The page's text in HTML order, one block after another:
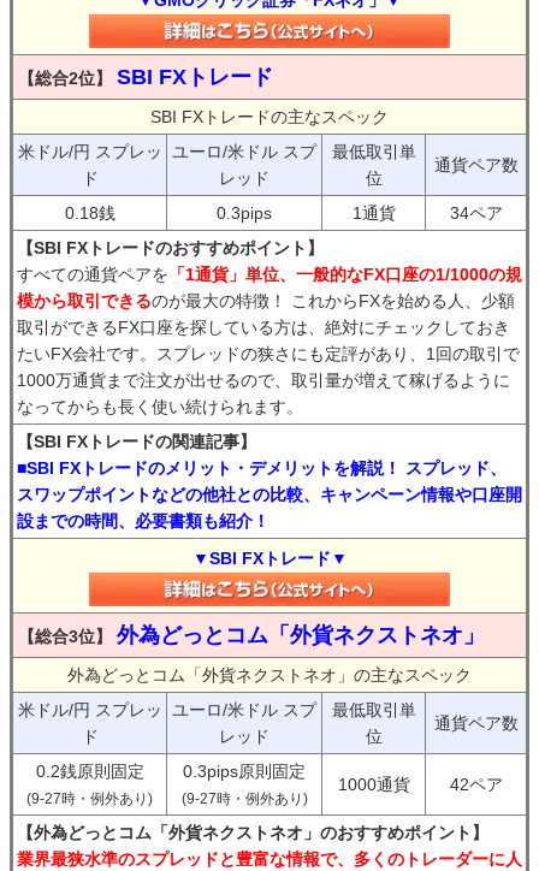
【総合2位】 SBI FXトレード
SBI FXトレードの主なスペック
米ドル/円 スプレッ
ド
ユーロ/米ドル スプ
レッド
最低取引単
位
通貨ペア数
0.18銭 0.3pips 1通貨
34ペア
【SBI FXトレードのおすすめポイント】
すべての通貨ペアを 「1通貨」単位、一般的なFX口座の1/1000の規
模から取引できるのが最大の特徴！ これからFXを始める人、少額
取引ができるFX口座を探している方は、絶対にチェックしておき
たいFX会社です。スプレッドの狭さにも定評があり、1回の取引で
1000万通貨まで注文が出せるので、取引量が増えて稼げるように
なってからも長く使い続けられます。
【SBI FXトレードの関連記事】
■SBI FXトレードのメリット・デメリットを解説！ スプレッド、
スワップポイントなどの他社との比較、キャンペーン情報や口座開
設までの時間、必要書類も紹介！
▼SBI FXトレード▼
【総合3位】 外為どっとコム「外貨ネクストネオ」
外為どっとコム「外貨ネクストネオ」の主なスペック
米ドル/円 スプレッ
ド
ユーロ/米ドル スプ
レッド
最低取引単
位
通貨ペア数
0.2銭原則固定
(9-27時・例外あり)
0.3pips原則固定
(9-27時・例外あり)
1000通貨 42ペア
【外為どっとコム「外貨ネクストネオ」のおすすめポイント】
業界最狭水準のスプレッドと豊富な情報で、多くのトレーダーに人